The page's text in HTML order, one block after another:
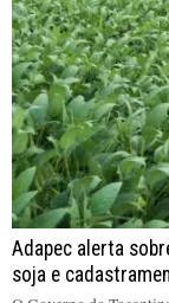
Adapec alerta
soja e